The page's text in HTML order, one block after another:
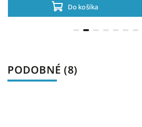
Do košíka
PODOBNÉ (8)